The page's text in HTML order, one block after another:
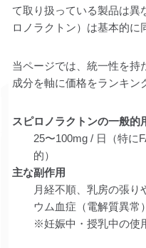
て取り扱っている製品は異
ロノラクトン）は基本的に
当ページでは、統一性を持
成分を軸に価格をランキン
スピロノラクトンの一般的
25〜100mg / 日（特に
的）
主な副作用
月経不順、乳房の張り
ウム血症（電解質異常
※妊娠中・授乳中の使